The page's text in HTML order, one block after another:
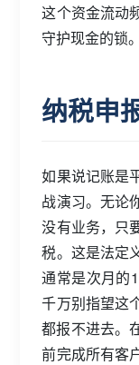
这个资金流动
守护现金的锁。
纳税申
如果说记账是
战演习。无论
没有业务，只
税。这是法定
通常是次月的
千万别指望这
都报不进去。
前完成所有客